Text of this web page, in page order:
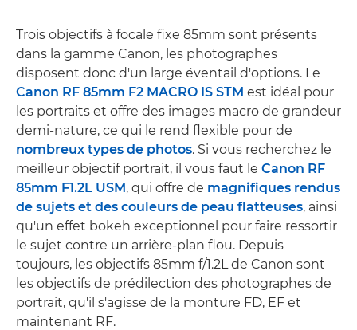
Trois objectifs à focale fixe 85mm sont présents
dans la gamme Canon, les photographes
disposent donc d'un large éventail d'options. Le
Canon RF 85mm F2 MACRO IS STM est idéal pour
les portraits et offre des images macro de grandeur
demi-nature, ce qui le rend flexible pour de
nombreux types de photos. Si vous recherchez le
meilleur objectif portrait, il vous faut le Canon RF
85mm F1.2L USM, qui offre de magnifiques rendus
de sujets et des couleurs de peau flatteuses, ainsi
qu'un effet bokeh exceptionnel pour faire ressortir
le sujet contre un arrière-plan flou. Depuis
toujours, les objectifs 85mm f/1.2L de Canon sont
les objectifs de prédilection des photographes de
portrait, qu'il s'agisse de la monture FD, EF et
maintenant RF.